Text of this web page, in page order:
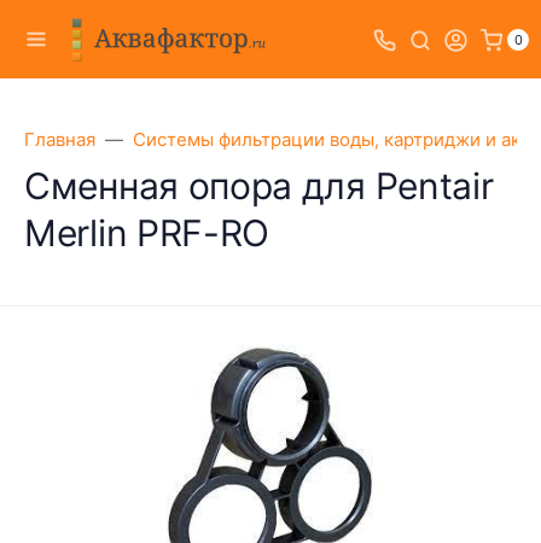
0
Главная Системы фильтрации воды, картриджи и
Сменная опора для Pentair
Merlin PRF-RO